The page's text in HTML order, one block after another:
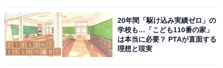
他のユーザーも購入を控えるようになるという悪循環が
起きてしまうのです。
20年間「駆け込み実績ゼロ」の
学校も…「こども110番の家」
は本当に必要？ PTAが直面する
理想と現実